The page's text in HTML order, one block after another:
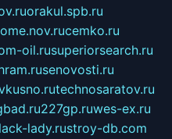
orakul.spb.ru
cemko.ru
oil.rusuperiorsearch.ru
senovosti.ru
technosaratov.ru
227gp.ruwes-ex.ru
lady.rustroy-db.com